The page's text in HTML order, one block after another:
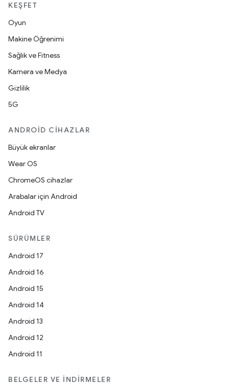
KEŞFET
Oyun
Makine Öğrenimi
Sağlık ve Fitness
Kamera ve Medya
Gizlilik
5G
ANDROID CIHAZLAR
Büyük ekranlar
Wear OS
ChromeOS cihazlar
Arabalar için Android
Android TV
SÜRÜMLER
Android 17
Android 16
Android 15
Android 14
Android 13
Android 12
Android 11
BELGELER VE İNDIRMELER